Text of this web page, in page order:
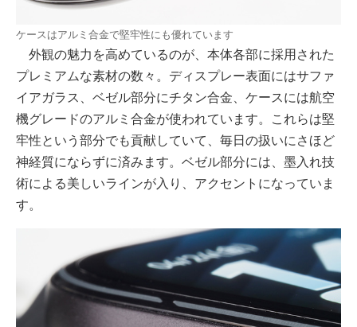
ケースはアルミ合金で堅牢性にも優れています
外観の魅力を高めているのが、本体各部に採用された
プレミアムな素材の数々。ディスプレー表面にはサファ
イアガラス、ベゼル部分にチタン合金、ケースには航空
機グレードのアルミ合金が使われています。これらは堅
牢性という部分でも貢献していて、毎日の扱いにさほど
神経質にならずに済みます。ベゼル部分には、墨入れ技
術による美しいラインが入り、アクセントになっていま
す。